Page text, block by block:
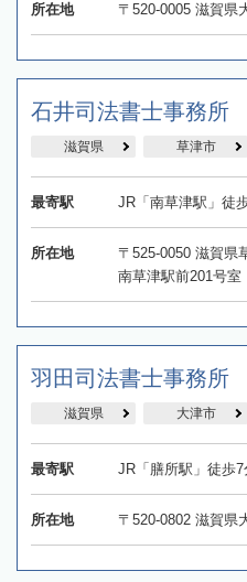
所在地 〒520-0005 滋賀県
石井司法書士事務所
滋賀県 草津市
最寄駅 JR「南草津駅」徒
所在地
〒525-0050 滋賀県
南草津駅前201号室
羽田司法書士事務所
滋賀県 大津市
最寄駅 JR「膳所駅」徒歩7
所在地 〒520-0802 滋賀県